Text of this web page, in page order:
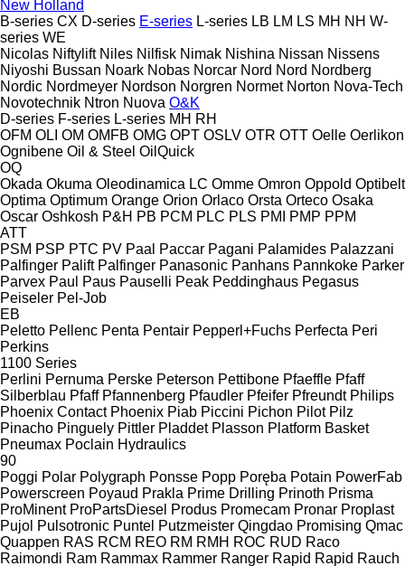
New Holland
B-series CX D-series E-series L-series LB LM LS MH NH W-
series WE
Nicolas Niftylift Niles Nilfisk Nimak Nishina Nissan Nissens
Niyoshi Bussan Noark Nobas Norcar Nord Nord Nordberg
Nordic Nordmeyer Nordson Norgren Normet Norton Nova-Tech
Novotechnik Ntron Nuova O&K
D-series F-series L-series MH RH
OFM OLI OM OMFB OMG OPT OSLV OTR OTT Oelle Oerlikon
Ognibene Oil & Steel OilQuick
OQ
Okada Okuma Oleodinamica LC Omme Omron Oppold Optibelt
Optima Optimum Orange Orion Orlaco Orsta Orteco Osaka
Oscar Oshkosh P&H PB PCM PLC PLS PMI PMP PPM
ATT
PSM PSP PTC PV Paal Paccar Pagani Palamides Palazzani
Palfinger Palift Palfinger Panasonic Panhans Pannkoke Parker
Parvex Paul Paus Pauselli Peak Peddinghaus Pegasus
Peiseler Pel-Job
EB
Peletto Pellenc Penta Pentair Pepperl+Fuchs Perfecta Peri
Perkins
1100 Series
Perlini Pernuma Perske Peterson Pettibone Pfaeffle Pfaff
Silberblau Pfaff Pfannenberg Pfaudler Pfeifer Pfreundt Philips
Phoenix Contact Phoenix Piab Piccini Pichon Pilot Pilz
Pinacho Pinguely Pittler Pladdet Plasson Platform Basket
Pneumax Poclain Hydraulics
90
Poggi Polar Polygraph Ponsse Popp Poręba Potain PowerFab
Powerscreen Poyaud Prakla Prime Drilling Prinoth Prisma
ProMinent ProPartsDiesel Produs Promecam Pronar Proplast
Pujol Pulsotronic Puntel Putzmeister Qingdao Promising Qmac
Quappen RAS RCM REO RM RMH ROC RUD Raco
Raimondi Ram Rammax Rammer Ranger Rapid Rapid Rauch